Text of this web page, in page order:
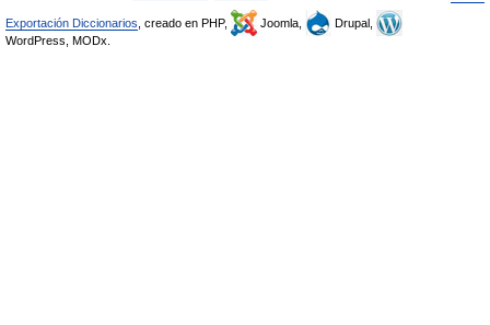
Exportación Diccionarios , creado en PHP, Joomla,
Drupal,
WordPress, MODx.